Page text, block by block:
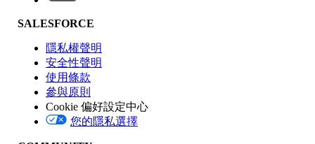
功能影響
版本
SALESFORCE
隱私權聲明
安全性聲明
使用條款
參與原則
Cookie 偏好設定中心
您的隱私選擇